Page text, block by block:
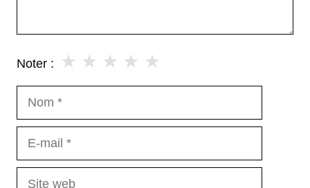
Noter : ★
★
★
★
★